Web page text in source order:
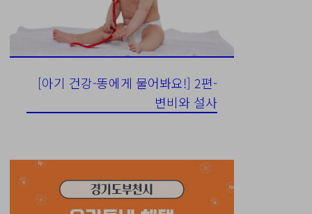
[아기 건강-똥에게 물어봐요!] 2편-
변비와 설사